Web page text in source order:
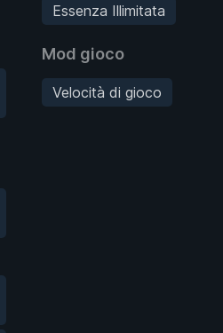
Essenza Illimitata
Mod gioco
Velocità di gioco